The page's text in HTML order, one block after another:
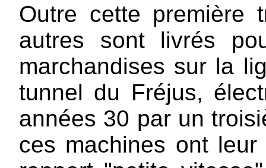
Outre cette première
autres sont livrés
marchandises sur la
tunnel du Fréjus,
années 30 par un
ces machines ont